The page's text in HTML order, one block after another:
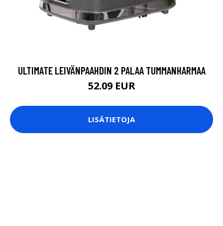
ULTIMATE LEIVÄNPAAHDIN 2 PALAA TUMMANHARMAA
52.09 EUR
LISÄTIETOJA